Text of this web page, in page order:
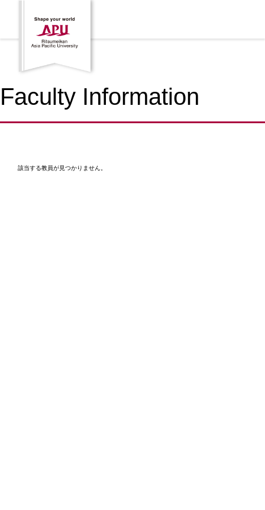
Faculty Information
該当する教員が見つかりません。